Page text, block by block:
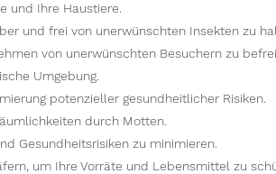
und Ihre Haustiere.
und frei von unerwünschten Insekten zu
von unerwünschten Besuchern zu
Umgebung.
potenzieller gesundheitlicher Risiken.
durch Motten.
Gesundheitsrisiken zu minimieren.
um Ihre Vorräte und Lebensmittel zu